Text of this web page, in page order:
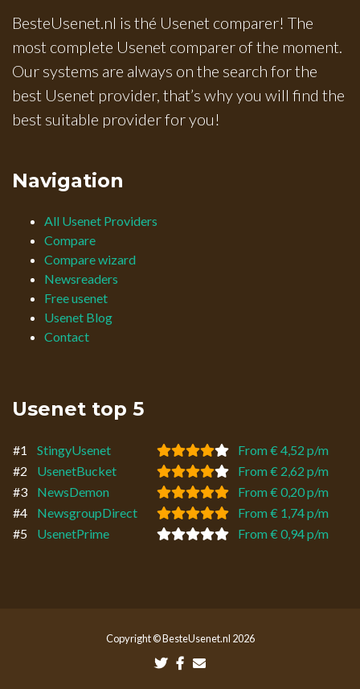
BesteUsenet.nl is thé Usenet comparer! The
most complete Usenet comparer of the moment.
Our systems are always on the search for the
best Usenet provider, that’s why you will find the
best suitable provider for you!
Navigation
All Usenet Providers
Compare
Compare wizard
Newsreaders
Free usenet
Usenet Blog
Contact
Usenet top 5
#1 StingyUsenet
From € 4,52 p/m
#2
UsenetBucket
From € 2,62 p/m
#3
NewsDemon
From € 0,20 p/m
#4
NewsgroupDirect
From € 1,74 p/m
#5
UsenetPrime From € 0,94 p/m
Copyright © BesteUsenet.nl 2026